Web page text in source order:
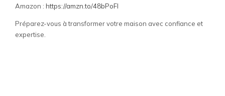
Amazon : https://amzn.to/48bPoFl
Préparez-vous à transformer votre maison avec confiance et
expertise.